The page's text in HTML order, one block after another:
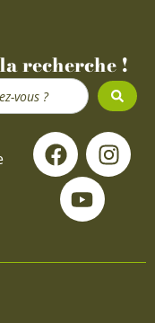
recherche !
F
a
c
e
o
I
n
s
g
Y
o
u
t
u
b